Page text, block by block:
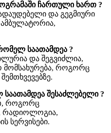
ჩართული ხართ ?
და გეგმიური
საათამდეა ?
და შეგვიძლია,
მომსახურება, როგორც
შესაძლებელი ?
როგორც
სერვისები.